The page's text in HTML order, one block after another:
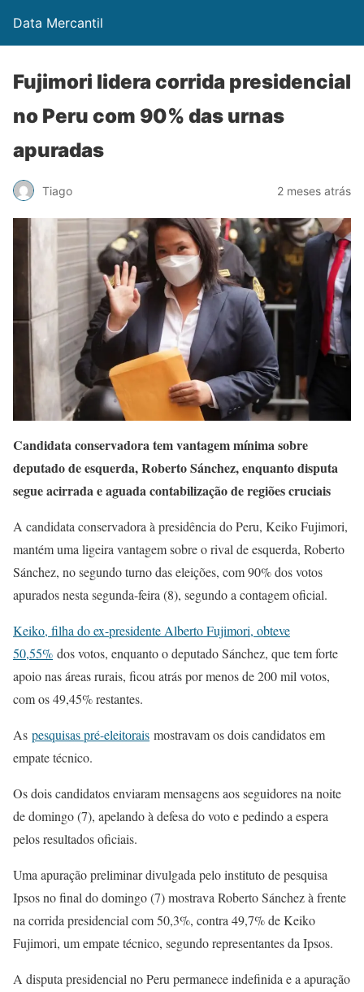
Data Mercantil
Fujimori lidera corrida presidencial
no Peru com 90% das urnas
apuradas
Tiago 2 meses atrás
Candidata conservadora tem vantagem mínima sobre
deputado de esquerda, Roberto Sánchez, enquanto disputa
segue acirrada e aguada contabilização de regiões cruciais
A candidata conservadora à presidência do Peru, Keiko Fujimori,
mantém uma ligeira vantagem sobre o rival de esquerda, Roberto
Sánchez, no segundo turno das eleições, com 90% dos votos
apurados nesta segunda-feira (8), segundo a contagem oficial.
Keiko, filha do ex-presidente Alberto Fujimori, obteve
50,55% dos votos, enquanto o deputado Sánchez, que tem forte
apoio nas áreas rurais, ficou atrás por menos de 200 mil votos,
com os 49,45% restantes.
As pesquisas pré-eleitorais mostravam os dois candidatos em
empate técnico.
Os dois candidatos enviaram mensagens aos seguidores na noite
de domingo (7), apelando à defesa do voto e pedindo a espera
pelos resultados oficiais.
Uma apuração preliminar divulgada pelo instituto de pesquisa
Ipsos no final do domingo (7) mostrava Roberto Sánchez à frente
na corrida presidencial com 50,3%, contra 49,7% de Keiko
Fujimori, um empate técnico, segundo representantes da Ipsos.
A disputa presidencial no Peru permanece indefinida e a apuração